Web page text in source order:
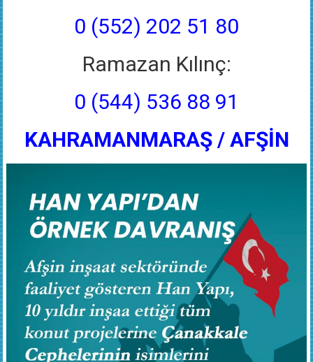
0 (552) 202 51 80
Ramazan Kılınç:
0 (544) 536 88 91
KAHRAMANMARAŞ / AFŞİN